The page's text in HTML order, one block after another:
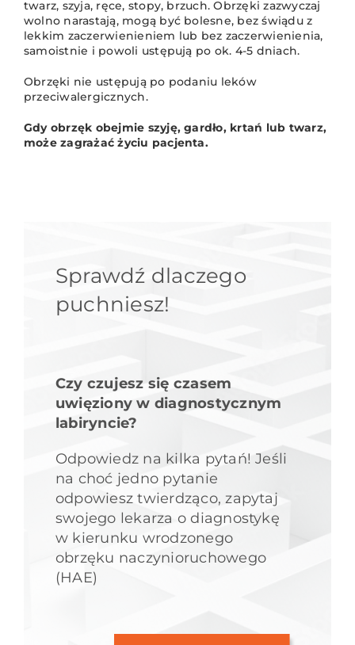
twarz, szyja, ręce, stopy, brzuch. Obrzęki zazwyczaj
wolno narastają, mogą być bolesne, bez świądu z
lekkim zaczerwienieniem lub bez zaczerwienienia,
samoistnie i powoli ustępują po ok. 4-5 dniach.
Obrzęki nie ustępują po podaniu leków
przeciwalergicznych.
Gdy obrzęk obejmie szyję, gardło, krtań lub twarz,
może zagrażać życiu pacjenta.
Sprawdź dlaczego
puchniesz!
Czy czujesz się czasem
uwięziony w diagnostycznym
labiryncie?
Odpowiedz na kilka pytań! Jeśli
na choć jedno pytanie
odpowiesz twierdząco, zapytaj
swojego lekarza o diagnostykę
w kierunku wrodzonego
obrzęku naczynioruchowego
(HAE)